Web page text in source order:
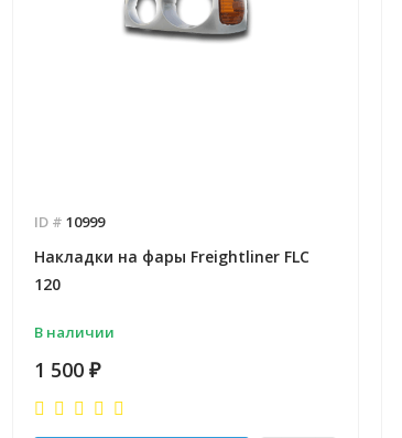
ID # 10999
Накладки на фары Freightliner FLC
120
В наличии
1 500 ₽